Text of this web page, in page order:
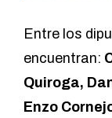
Entre los
encuentran:
Quiroga,
Enzo